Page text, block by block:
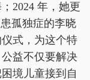
2024 年，她更
孤独症的李晓
式，为这个特
益不仅要解决
境儿童接到自